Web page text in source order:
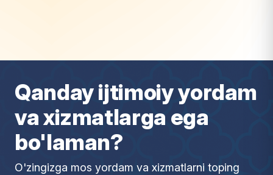
mtiy oz
Qanday ijtimoiy yordam
va xizmatlarga ega
bo'laman?
O'zingizga mos yordam va xizmatlarni toping